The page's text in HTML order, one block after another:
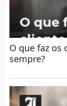
O que faz os
sempre?